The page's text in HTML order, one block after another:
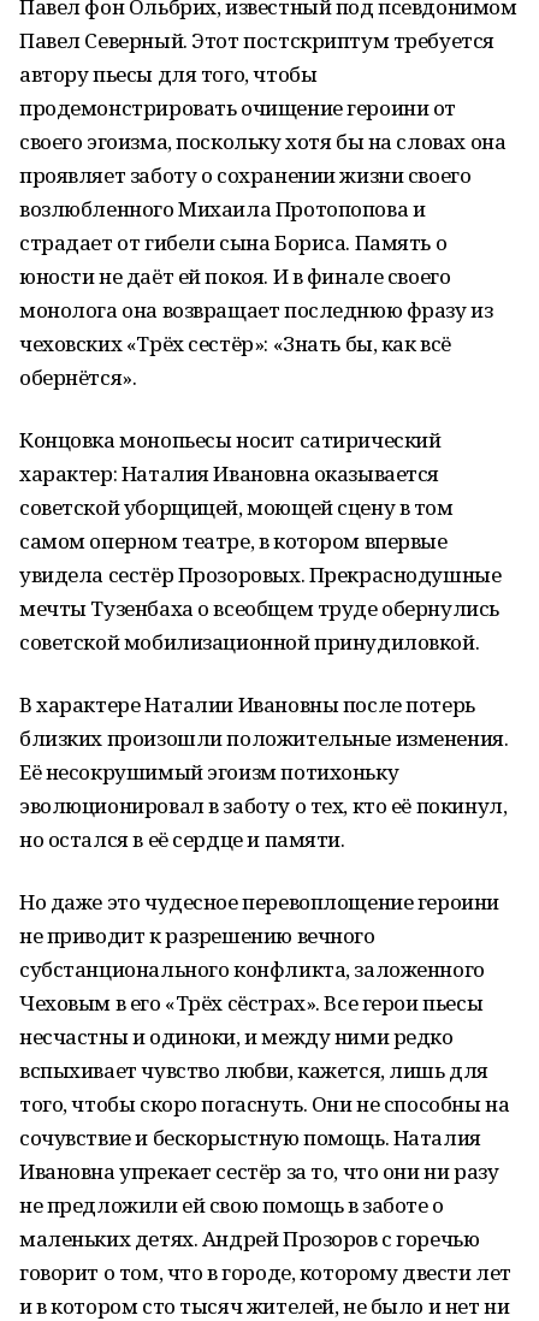
Павел фон Ольбрих, известный под псевдонимом
Павел Северный. Этот постскриптум требуется
автору пьесы для того, чтобы
продемонстрировать очищение героини от
своего эгоизма, поскольку хотя бы на словах она
проявляет заботу о сохранении жизни своего
возлюбленного Михаила Протопопова и
страдает от гибели сына Бориса. Память о
юности не даёт ей покоя. И в финале своего
монолога она возвращает последнюю фразу из
чеховских «Трёх сестёр»: «Знать бы, как всё
обернётся».
Концовка монопьесы носит сатирический
характер: Наталия Ивановна оказывается
советской уборщицей, моющей сцену в том
самом оперном театре, в котором впервые
увидела сестёр Прозоровых. Прекраснодушные
мечты Тузенбаха о всеобщем труде обернулись
советской мобилизационной принудиловкой.
В характере Наталии Ивановны после потерь
близких произошли положительные изменения.
Её несокрушимый эгоизм потихоньку
эволюционировал в заботу о тех, кто её покинул,
но остался в её сердце и памяти.
Но даже это чудесное перевоплощение героини
не приводит к разрешению вечного
субстанционального конфликта, заложенного
Чеховым в его «Трёх сёстрах». Все герои пьесы
несчастны и одиноки, и между ними редко
вспыхивает чувство любви, кажется, лишь для
того, чтобы скоро погаснуть. Они не способны на
сочувствие и бескорыстную помощь. Наталия
Ивановна упрекает сестёр за то, что они ни разу
не предложили ей свою помощь в заботе о
маленьких детях. Андрей Прозоров с горечью
говорит о том, что в городе, которому двести лет
и в котором сто тысяч жителей, не было и нет ни